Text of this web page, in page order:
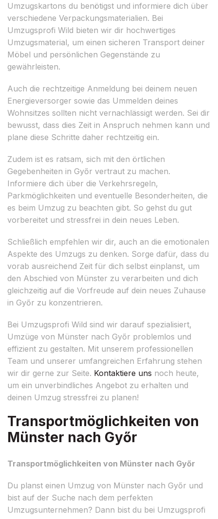
Umzugskartons du benötigst und informiere dich über
verschiedene Verpackungsmaterialien. Bei
Umzugsprofi Wild bieten wir dir hochwertiges
Umzugsmaterial, um einen sicheren Transport deiner
Möbel und persönlichen Gegenstände zu
gewährleisten.
Auch die rechtzeitige Anmeldung bei deinem neuen
Energieversorger sowie das Ummelden deines
Wohnsitzes sollten nicht vernachlässigt werden. Sei dir
bewusst, dass dies Zeit in Anspruch nehmen kann und
plane diese Schritte daher rechtzeitig ein.
Zudem ist es ratsam, sich mit den örtlichen
Gegebenheiten in Győr vertraut zu machen.
Informiere dich über die Verkehrsregeln,
Parkmöglichkeiten und eventuelle Besonderheiten, die
es beim Umzug zu beachten gibt. So gehst du gut
vorbereitet und stressfrei in dein neues Leben.
Schließlich empfehlen wir dir, auch an die emotionalen
Aspekte des Umzugs zu denken. Sorge dafür, dass du
vorab ausreichend Zeit für dich selbst einplanst, um
den Abschied von Münster zu verarbeiten und dich
gleichzeitig auf die Vorfreude auf dein neues Zuhause
in Győr zu konzentrieren.
Bei Umzugsprofi Wild sind wir darauf spezialisiert,
Umzüge von Münster nach Győr problemlos und
effizient zu gestalten. Mit unserem professionellen
Team und unserer umfangreichen Erfahrung stehen
wir dir gerne zur Seite. Kontaktiere uns noch heute,
um ein unverbindliches Angebot zu erhalten und
deinen Umzug stressfrei zu planen!
Transportmöglichkeiten von
Münster nach Győr
Transportmöglichkeiten von Münster nach Győr
Du planst einen Umzug von Münster nach Győr und
bist auf der Suche nach dem perfekten
Umzugsunternehmen? Dann bist du bei Umzugsprofi